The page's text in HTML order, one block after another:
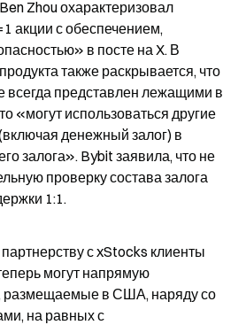
Zhou охарактеризовал
акции с обеспечением,
в посте на X. В
также раскрывается, что
всегда представлен лежащими в
«могут использоваться другие
денежный залог) в
залога». Bybit заявила, что не
проверку состава залога
1:1.
с xStocks клиенты
могут напрямую
размещаемые в США, наряду со
на равных с